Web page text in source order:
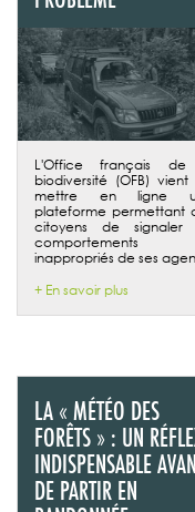
L'Office français
biodiversité (OFB)
mettre en ligne
plateforme permettant
citoyens de signaler
comportements
inappropriés de ses
+ En savoir plus
LA « MÉTÉO DES
FORÊTS » : UN
INDISPENSABLE
DE PARTIR EN